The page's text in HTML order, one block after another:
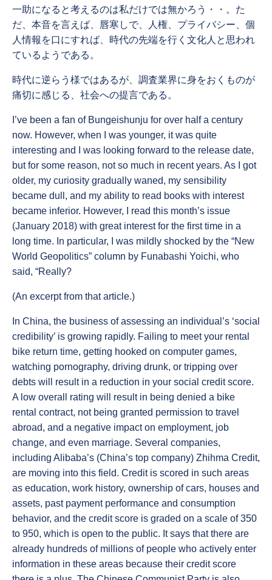
一助になると考えるのは私だけでは無かろう・・。た
だ、本音を言えば、唇寒しで、人権、プライバシー、個
人情報を口にすれば、時代の先端を行く文化人と思われ
ているようである。
時代に逆らう様ではあるが、調査業界に身をおくものが
痛切に感じる、社会への提言である。
I’ve been a fan of Bungeishunju for over half a century
now. However, when I was younger, it was quite
interesting and I was looking forward to the release date,
but for some reason, not so much in recent years. As I got
older, my curiosity gradually waned, my sensibility
became dull, and my ability to read books with interest
became inferior. However, I read this month’s issue
(January 2018) with great interest for the first time in a
long time. In particular, I was mildly shocked by the “New
World Geopolitics” column by Funabashi Yoichi, who
said, “Really?
(An excerpt from that article.)
In China, the business of assessing an individual’s ‘social
credibility’ is growing rapidly. Failing to meet your rental
bike return time, getting hooked on computer games,
watching pornography, driving drunk, or tripping over
debts will result in a reduction in your social credit score.
A low overall rating will result in being denied a bike
rental contract, not being granted permission to travel
abroad, and a negative impact on employment, job
change, and even marriage. Several companies,
including Alibaba’s (China’s top company) Zhihma Credit,
are moving into this field. Credit is scored in such areas
as education, work history, ownership of cars, houses and
assets, past payment performance and consumption
behavior, and the credit score is graded on a scale of 350
to 950, which is open to the public. It says that there are
already hundreds of millions of people who actively enter
information in these areas because their credit score